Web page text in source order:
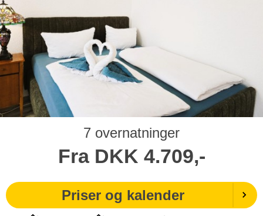
7 overnatninger
Fra DKK 4.709,-
Priser og kalender